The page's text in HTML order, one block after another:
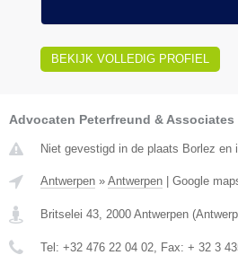
BEKIJK VOLLEDIG PROFIEL
Advocaten Peterfreund & Associates
Niet gevestigd in de plaats Borlez en
Antwerpen » Antwerpen Google
Britselei 43 2000 Antwerpen (
Tel: +32 476 22 04 02 , Fax: + 32 3